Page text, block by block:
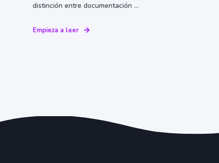
distinción entre documentación ...
Empieza a leer